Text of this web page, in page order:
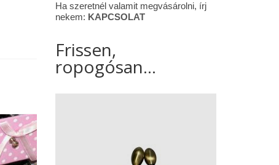
Ha szeretnél valamit megvásárolni, írj
nekem: KAPCSOLAT
Frissen,
ropogósan...